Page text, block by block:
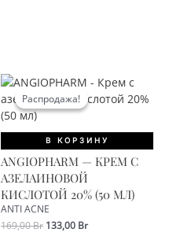
Распродажа!
Распродажа!
В КОРЗИНУ
ANGIOPHARM — КРЕМ С
АЗЕЛАИНОВОЙ
КИСЛОТОЙ 20% (50 МЛ)
ANTI ACNE
169,00Br Первоначальная
133,00 BrТекущая